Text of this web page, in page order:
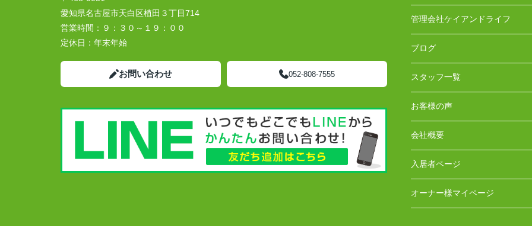
愛知県名古屋市天白区植田３丁目714
営業時間： ９：３０～１９：００
定休日： 年末年始
お問い合わせ 052-808-7555
管理会社ケイアンドライフ
ブログ
スタッフ一覧
お客様の声
会社概要
入居者ページ
オーナー様マイページ